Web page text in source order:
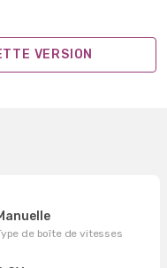
VERSION
de boîte de vitesses